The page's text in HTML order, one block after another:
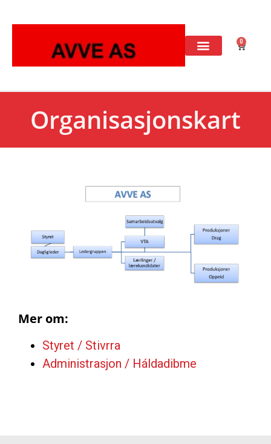
0
Organisasjonskart
Mer om:
Styret / Stivrra
Administrasjon / Háldadibme